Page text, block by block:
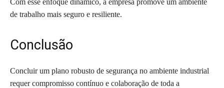
de trabalho mais seguro e resiliente.
Conclusão
Concluir um plano robusto de segurança no ambiente industrial
requer compromisso contínuo e colaboração de toda a